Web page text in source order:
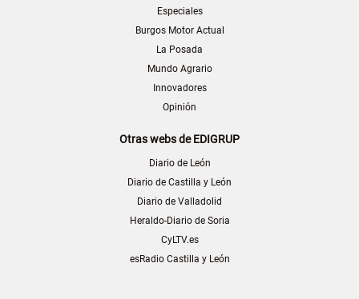
Especiales
Burgos Motor Actual
La Posada
Mundo Agrario
Innovadores
Opinión
Otras webs de EDIGRUP
Diario de León
Diario de Castilla y León
Diario de Valladolid
Heraldo-Diario de Soria
CyLTV.es
esRadio Castilla y León